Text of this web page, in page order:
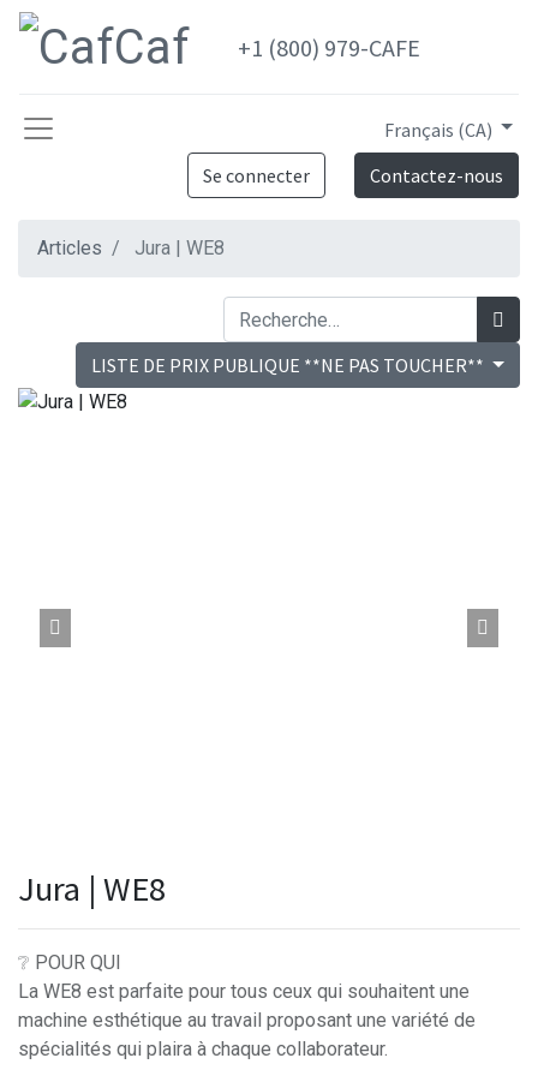
+1 (800) 979-CAFE
Se connecter Contactez-nous
Français (CA)
Articles Jura | WE8
LISTE DE PRIX PUBLIQUE **NE PAS TOUCHER**
Jura | WE8
❔ POUR QUI
La WE8 est parfaite pour tous ceux qui souhaitent une
machine esthétique au travail proposant une variété de
spécialités qui plaira à chaque collaborateur.